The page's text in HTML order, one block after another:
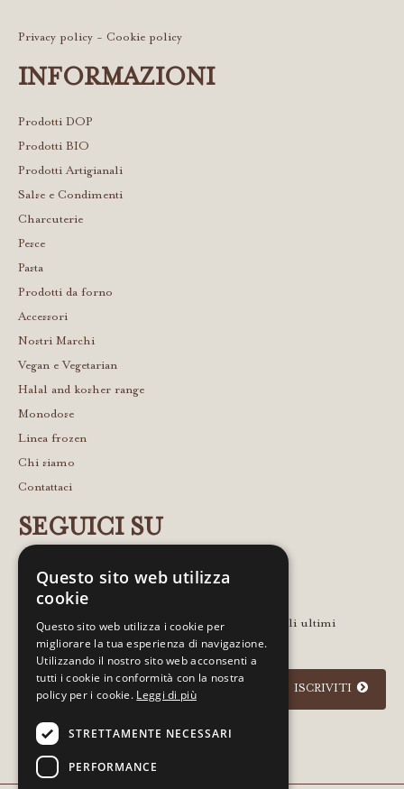
Privacy policy - Cookie policy
INFORMAZIONI
Prodotti DOP
Prodotti BIO
Prodotti Artigianali
Salse e Condimenti
Charcuterie
Pesce
Pasta
Prodotti da forno
Accessori
Nostri Marchi
Vegan e Vegetarian
Halal and kosher range
Monodose
Linea frozen
Chi siamo
Contattaci
SEGUICI SU
Lascia la tua email per rimanere in contatto con gli ultimi
aggiornamenti e notizie
Acconsentoinformativa sulla privacy
ISCRIVITI
Questo sito web utilizza
cookie
Questo sito web utilizza i cookie per
migliorare la tua esperienza di navigazione.
Utilizzando il nostro sito web acconsenti a
tutti i cookie in conformità con la nostra
policy per i cookie. Leggi di più
STRETTAMENTE NECESSARI
PERFORMANCE